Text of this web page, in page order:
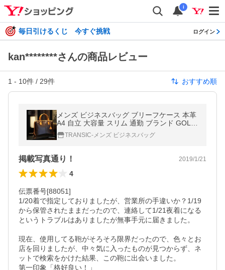
i
毎日引けるくじ 今すぐ挑戦 ログイン
kan********さんの商品レビュー
1 - 10件 / 29件 おすすめ順
メンズ ビジネスバッグ ブリーフケース 本革
A4 自立 大容量 スリム 通勤 ブランド GOLD
MEN 40代 50代 GA001
TRANSIC-メンズ ビジネスバッグ
掲載写真通り！ 2019/1/21
4
伝票番号[88051]
1/20着で指定しておりましたが、営業所の手違いか？1/19
から保管されたままだったので、連絡して1/21夜着になる
というトラブルはありましたが無事手元に届きました。
現在、使用してる鞄がそろそろ限界だったので、色々とお
店を回りましたが、中々気に入ったものが見つからず、ネ
ットで検索をかけた結果、この鞄に出会いました。
第一印象「格好良い！」